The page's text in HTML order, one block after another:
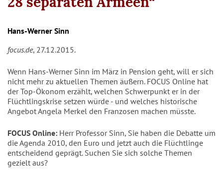
Hans-Werner Sinn
focus.de, 27.12.2015.
Wenn Hans-Werner Sinn im März in Pension geht, will er sich
nicht mehr zu aktuellen Themen äußern. FOCUS Online hat
der Top-Ökonom erzählt, welchen Schwerpunkt er in der
Flüchtlingskrise setzen würde - und welches historische
Angebot Angela Merkel den Franzosen machen müsste.
FOCUS Online: Herr Professor Sinn, Sie haben die Debatte um
die Agenda 2010, den Euro und jetzt auch die Flüchtlinge
entscheidend geprägt. Suchen Sie sich solche Themen
gezielt aus?